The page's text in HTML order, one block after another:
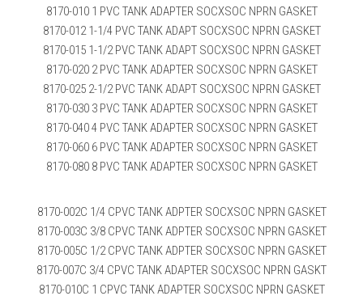
8170-010 1 PVC TANK ADAPTER SOCXSOC NPRN GASKET
8170-012 1-1/4 PVC TANK ADAPT SOCXSOC NPRN GASKET
8170-015 1-1/2 PVC TANK ADAPT SOCXSOC NPRN GASKET
8170-020 2 PVC TANK ADAPTER SOCXSOC NPRN GASKET
8170-025 2-1/2 PVC TANK ADAPT SOCXSOC NPRN GASKET
8170-030 3 PVC TANK ADAPTER SOCXSOC NPRN GASKET
8170-040 4 PVC TANK ADAPTER SOCXSOC NPRN GASKET
8170-060 6 PVC TANK ADAPTER SOCXSOC NPRN GASKET
8170-080 8 PVC TANK ADAPTER SOCXSOC NPRN GASKET
8170-002C 1/4 CPVC TANK ADPTER SOCXSOC NPRN GASKET
8170-003C 3/8 CPVC TANK ADPTER SOCXSOC NPRN GASKET
8170-005C 1/2 CPVC TANK ADPTER SOCXSOC NPRN GASKET
8170-007C 3/4 CPVC TANK ADAPTER SOCXSOC NPRN GASKT
8170-010C 1 CPVC TANK ADAPTER SOCXSOC NPRN GASKET